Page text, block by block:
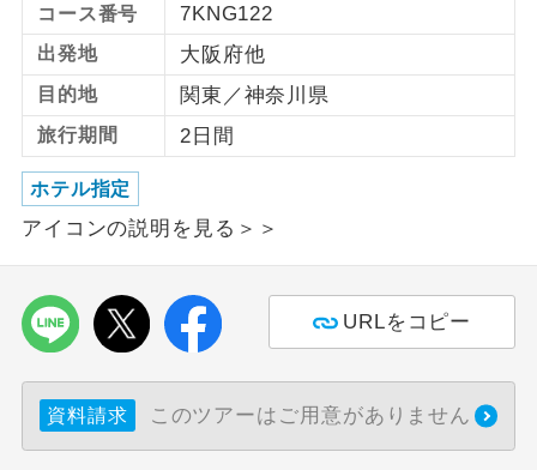
コース番号 7KNG122
出発地 大阪府他
目的地 関東／神奈川県
旅行期間 2日間
ホテル指定
アイコンの説明を見る＞＞
URLをコピー
資料請求 このツアーはご用意がありません
1名様1室同代
金
コースです。
ご夫婦限定
ご夫婦限定でご参加いただけるコースで
す。
女性限定
年齢制限あり
航空会社指定
利用航空会社が指定なので、ご出発の計
ホテル指定
ご紹介するホテルを指定したコースで